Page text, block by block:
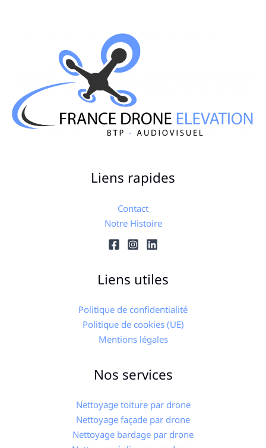
Liens rapides
Contact
Notre Histoire
Liens utiles
Politique de confidentialité
Politique de cookies (UE)
Mentions légales
Nos services
Nettoyage toiture par drone
Nettoyage façade par drone
Nettoyage bardage par drone